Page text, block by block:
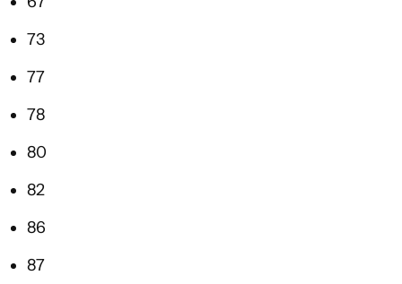
73
77
78
80
82
86
87